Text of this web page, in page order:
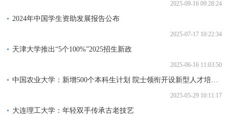
2025-09-16 09:28:24
2024年中国学生资助发展报告公布
2025-07-17 10:22:34
天津大学推出“5个100%”2025招生新政
2025-06-16 11:03:50
中国农业大学：新增500个本科生计划 院士领衔开设新型人才培养班型
2025-05-29 10:11:17
大连理工大学：年轻双手传承古老技艺